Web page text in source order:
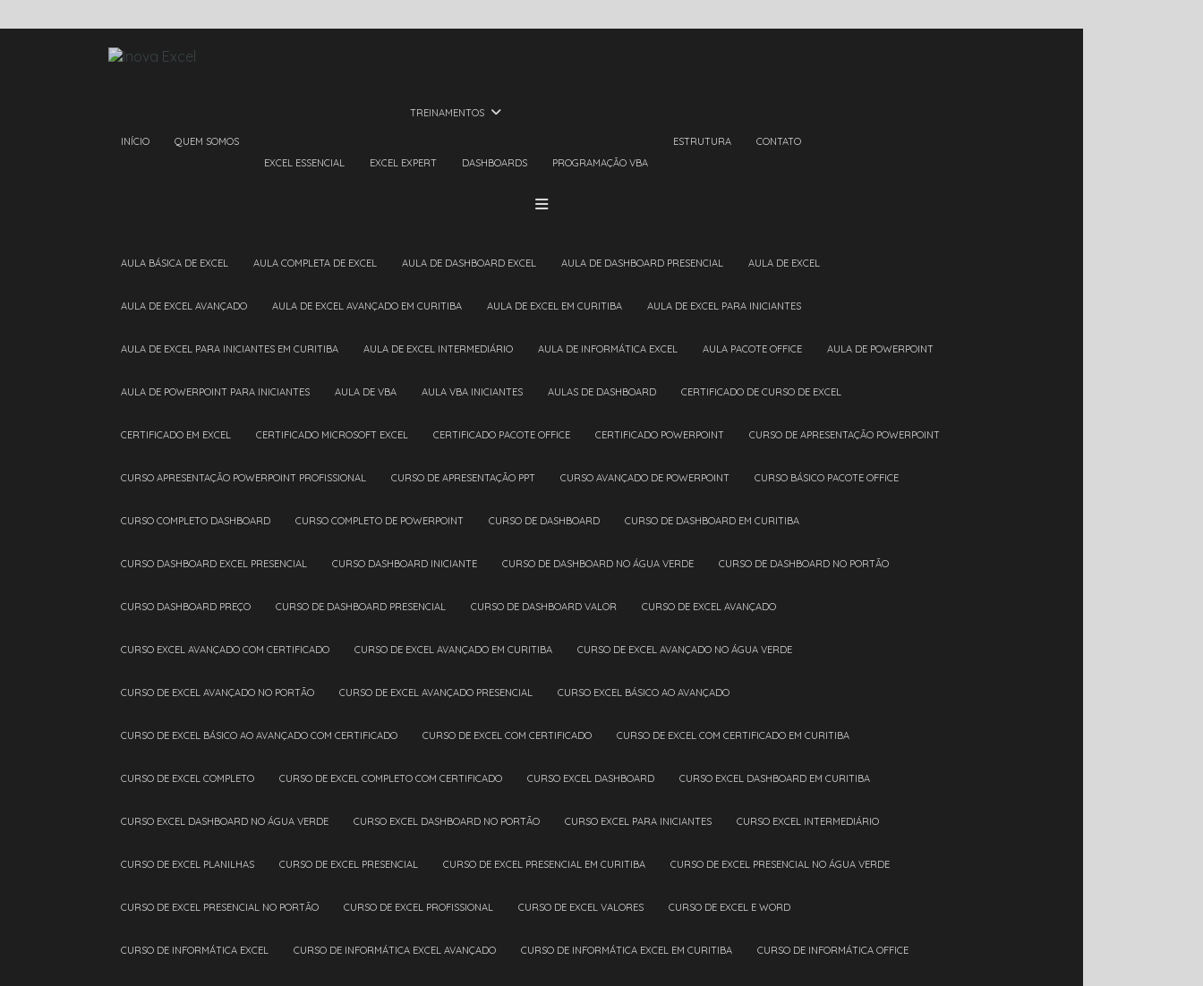
INÍCIO QUEM SOMOS
TREINAMENTOS
EXCEL ESSENCIAL EXCEL EXPERT DASHBOARDS PROGRAMAÇÃO VBA
ESTRUTURA CONTATO
AULA BÁSICA DE EXCEL AULA COMPLETA DE EXCEL AULA DE DASHBOARD EXCEL AULA DE DASHBOARD PRESENCIAL AULA DE EXCEL
AULA DE EXCEL AVANÇADO AULA DE EXCEL AVANÇADO EM CURITIBA AULA DE EXCEL EM CURITIBA AULA DE EXCEL PARA INICIANTES
AULA DE EXCEL PARA INICIANTES EM CURITIBA AULA DE EXCEL INTERMEDIÁRIO AULA DE INFORMÁTICA EXCEL AULA PACOTE OFFICE AULA DE POWERPOINT
AULA DE POWERPOINT PARA INICIANTES AULA DE VBA AULA VBA INICIANTES AULAS DE DASHBOARD CERTIFICADO DE CURSO DE EXCEL
CERTIFICADO EM EXCEL CERTIFICADO MICROSOFT EXCEL CERTIFICADO PACOTE OFFICE CERTIFICADO POWERPOINT CURSO DE APRESENTAÇÃO POWERPOINT
CURSO APRESENTAÇÃO POWERPOINT PROFISSIONAL CURSO DE APRESENTAÇÃO PPT CURSO AVANÇADO DE POWERPOINT CURSO BÁSICO PACOTE OFFICE
CURSO COMPLETO DASHBOARD CURSO COMPLETO DE POWERPOINT CURSO DE DASHBOARD CURSO DE DASHBOARD EM CURITIBA
CURSO DASHBOARD EXCEL PRESENCIAL CURSO DASHBOARD INICIANTE CURSO DE DASHBOARD NO ÁGUA VERDE CURSO DE DASHBOARD NO PORTÃO
CURSO DASHBOARD PREÇO CURSO DE DASHBOARD PRESENCIAL CURSO DE DASHBOARD VALOR CURSO DE EXCEL AVANÇADO
CURSO EXCEL AVANÇADO COM CERTIFICADO CURSO DE EXCEL AVANÇADO EM CURITIBA CURSO DE EXCEL AVANÇADO NO ÁGUA VERDE
CURSO DE EXCEL AVANÇADO NO PORTÃO CURSO DE EXCEL AVANÇADO PRESENCIAL CURSO EXCEL BÁSICO AO AVANÇADO
CURSO DE EXCEL BÁSICO AO AVANÇADO COM CERTIFICADO CURSO DE EXCEL COM CERTIFICADO CURSO DE EXCEL COM CERTIFICADO EM CURITIBA
CURSO DE EXCEL COMPLETO CURSO DE EXCEL COMPLETO COM CERTIFICADO CURSO EXCEL DASHBOARD CURSO EXCEL DASHBOARD EM CURITIBA
CURSO EXCEL DASHBOARD NO ÁGUA VERDE CURSO EXCEL DASHBOARD NO PORTÃO CURSO EXCEL PARA INICIANTES CURSO EXCEL INTERMEDIÁRIO
CURSO DE EXCEL PLANILHAS CURSO DE EXCEL PRESENCIAL CURSO DE EXCEL PRESENCIAL EM CURITIBA CURSO DE EXCEL PRESENCIAL NO ÁGUA VERDE
CURSO DE EXCEL PRESENCIAL NO PORTÃO CURSO DE EXCEL PROFISSIONAL CURSO DE EXCEL VALORES CURSO DE EXCEL E WORD
CURSO DE INFORMÁTICA EXCEL CURSO DE INFORMÁTICA EXCEL AVANÇADO CURSO DE INFORMÁTICA EXCEL EM CURITIBA CURSO DE INFORMÁTICA OFFICE